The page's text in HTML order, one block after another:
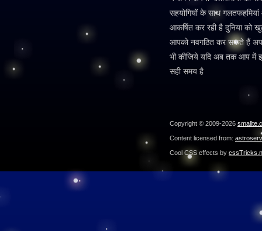
सहयोगियों के साथ
आकर्षित कर रही है दुनिया को
आपको नवगठित कर सकते हैं
भी कीजिये यदि अब तक आप में
सही समय है
Copyright © 2009-2026
Content licensed from:
Cool CSS effects by